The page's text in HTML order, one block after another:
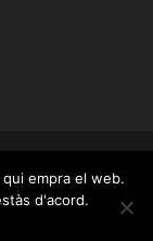
by
empra el web.
d'acord.